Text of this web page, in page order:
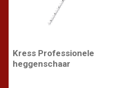
Kress Professionele
heggenschaar